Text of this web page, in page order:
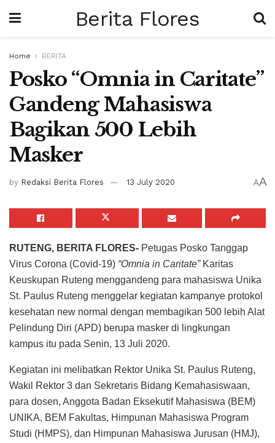
Berita Flores
Home BERITA
Posko “Omnia in Caritate”
Gandeng Mahasiswa
Bagikan 500 Lebih
Masker
by Redaksi Berita Flores 13 July 2020 AA
RUTENG, BERITA FLORES- Petugas Posko Tanggap
Virus Corona (Covid-19) “Omnia in Caritate” Karitas
Keuskupan Ruteng menggandeng para mahasiswa Unika
St. Paulus Ruteng menggelar kegiatan kampanye protokol
kesehatan new normal dengan membagikan 500 lebih Alat
Pelindung Diri (APD) berupa masker di lingkungan
kampus itu pada Senin, 13 Juli 2020.
Kegiatan ini melibatkan Rektor Unika St. Paulus Ruteng,
Wakil Rektor 3 dan Sekretaris Bidang Kemahasiswaan,
para dosen, Anggota Badan Eksekutif Mahasiswa (BEM)
UNIKA, BEM Fakultas, Himpunan Mahasiswa Program
Studi (HMPS), dan Himpunan Mahasiswa Jurusan (HMJ),